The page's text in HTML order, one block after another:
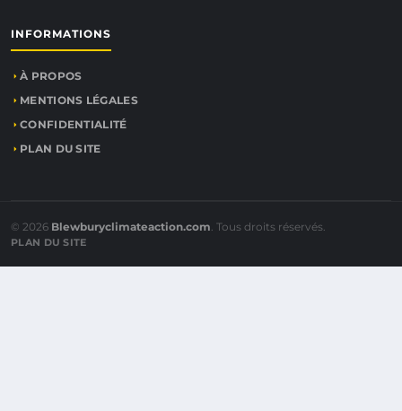
INFORMATIONS
À PROPOS
MENTIONS LÉGALES
CONFIDENTIALITÉ
PLAN DU SITE
© 2026 Blewburyclimateaction.com. Tous droits réservés.
PLAN DU SITE